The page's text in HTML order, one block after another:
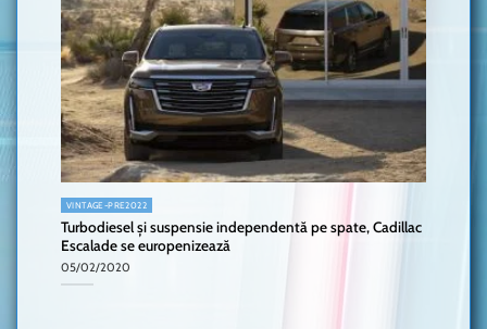
VINTAGE-PRE2022
Turbodiesel și suspensie independentă pe spate, Cadillac
Escalade se europenizează
05/02/2020